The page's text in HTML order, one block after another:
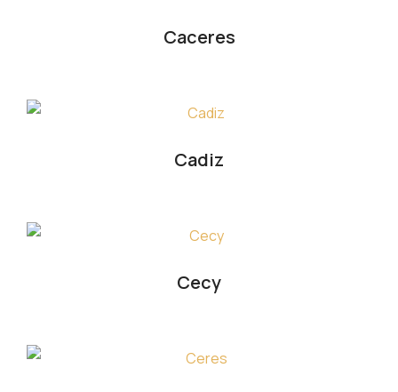
Caceres
Cadiz
Cecy